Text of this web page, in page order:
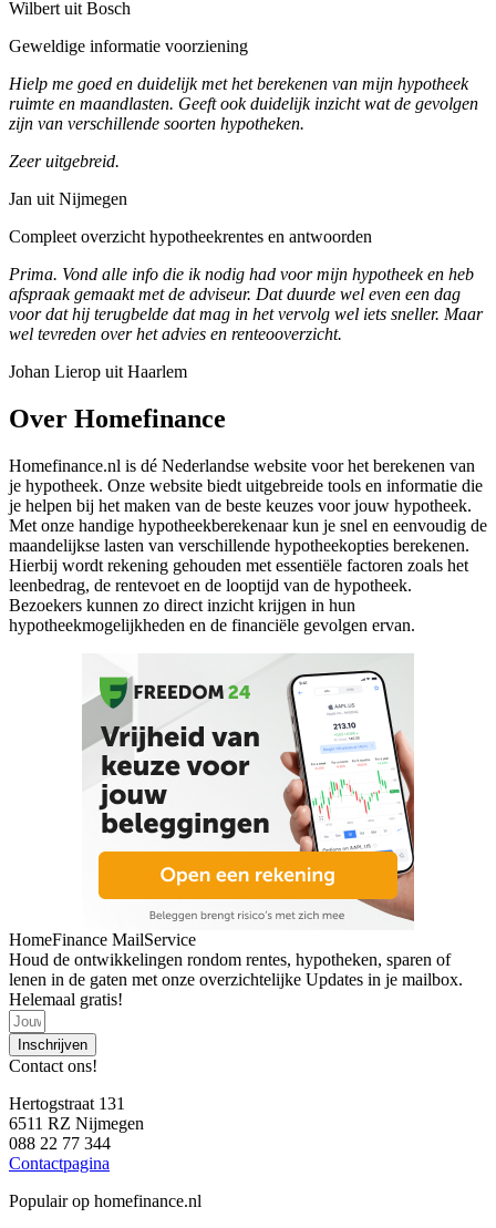
Wilbert uit Bosch
Geweldige informatie voorziening
Hielp me goed en duidelijk met het berekenen van mijn hypotheek
ruimte en maandlasten. Geeft ook duidelijk inzicht wat de gevolgen
zijn van verschillende soorten hypotheken.
Zeer uitgebreid.
Jan uit Nijmegen
Compleet overzicht hypotheekrentes en antwoorden
Prima. Vond alle info die ik nodig had voor mijn hypotheek en heb
afspraak gemaakt met de adviseur. Dat duurde wel even een dag
voor dat hij terugbelde dat mag in het vervolg wel iets sneller. Maar
wel tevreden over het advies en renteooverzicht.
Johan Lierop uit Haarlem
Over Homefinance
Homefinance.nl is dé Nederlandse website voor het berekenen van
je hypotheek. Onze website biedt uitgebreide tools en informatie die
je helpen bij het maken van de beste keuzes voor jouw hypotheek.
Met onze handige hypotheekberekenaar kun je snel en eenvoudig de
maandelijkse lasten van verschillende hypotheekopties berekenen.
Hierbij wordt rekening gehouden met essentiële factoren zoals het
leenbedrag, de rentevoet en de looptijd van de hypotheek.
Bezoekers kunnen zo direct inzicht krijgen in hun
hypotheekmogelijkheden en de financiële gevolgen ervan.
HomeFinance MailService
Houd de ontwikkelingen rondom rentes, hypotheken, sparen of
lenen in de gaten met onze overzichtelijke Updates in je mailbox.
Helemaal gratis!
Inschrijven
Contact ons!
Hertogstraat 131
6511 RZ Nijmegen
088 22 77 344
Contactpagina
Populair op homefinance.nl